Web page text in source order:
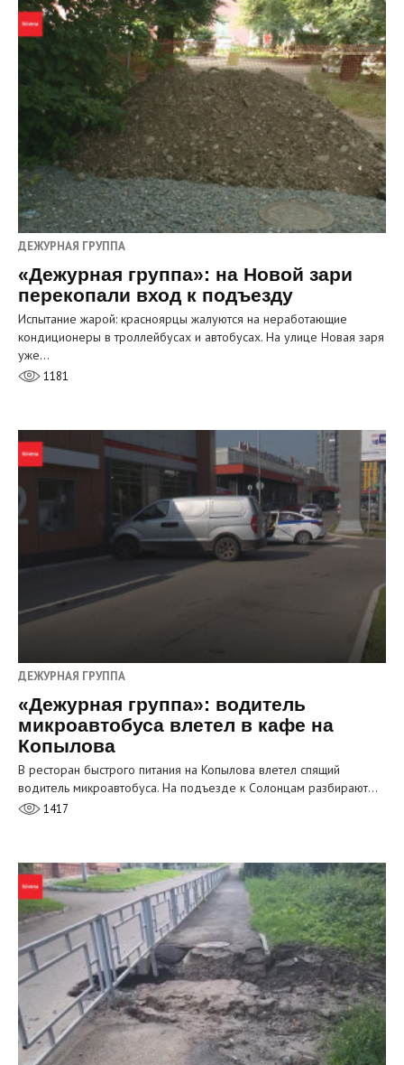
ДЕЖУРНАЯ ГРУППА
«Дежурная группа»: на Новой зари
перекопали вход к подъезду
Испытание жарой: красноярцы жалуются на неработающие
кондиционеры в троллейбусах и автобусах. На улице Новая заря
уже…
1181
ДЕЖУРНАЯ ГРУППА
«Дежурная группа»: водитель
микроавтобуса влетел в кафе на
Копылова
В ресторан быстрого питания на Копылова влетел спящий
водитель микроавтобуса. На подъезде к Солонцам разбирают…
1417